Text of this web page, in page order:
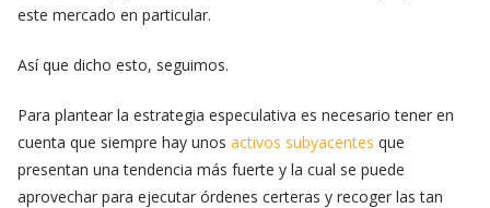
este mercado en particular.
Así que dicho esto, seguimos.
Para plantear la estrategia especulativa es necesario tener en
cuenta que siempre hay unos activos subyacentes que
presentan una tendencia más fuerte y la cual se puede
aprovechar para ejecutar órdenes certeras y recoger las tan